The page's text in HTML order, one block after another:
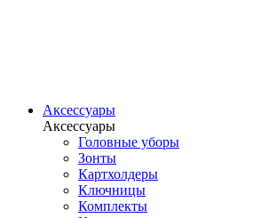
Аксессуары
Аксессуары
Головные уборы
Зонты
Картхолдеры
Ключницы
Комплекты